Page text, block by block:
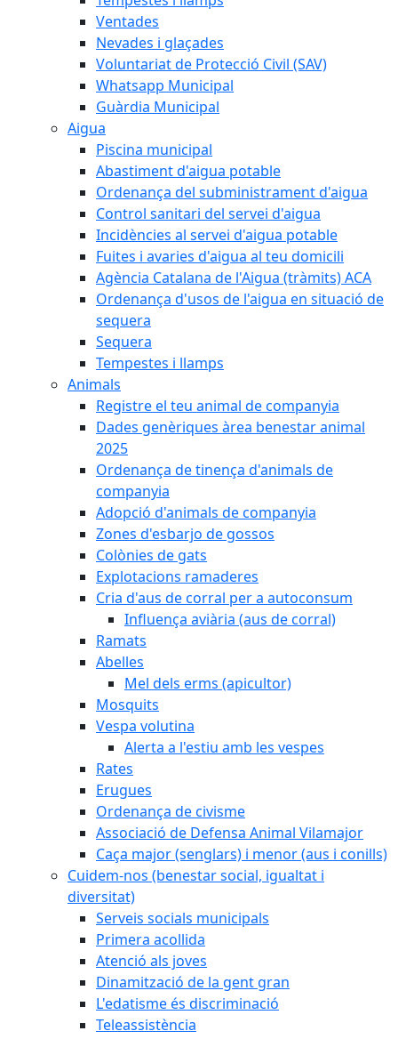
Ventades
Nevades i glaçades
Voluntariat de Protecció Civil (SAV)
Whatsapp Municipal
Guàrdia Municipal
Aigua
Piscina municipal
Abastiment d'aigua potable
Ordenança del subministrament d'aigua
Control sanitari del servei d'aigua
Incidències al servei d'aigua potable
Fuites i avaries d'aigua al teu domicili
Agència Catalana de l'Aigua (tràmits) ACA
Ordenança d'usos de l'aigua en situació de
sequera
Sequera
Tempestes i llamps
Animals
Registre el teu animal de companyia
Dades genèriques àrea benestar animal
2025
Ordenança de tinença d'animals de
companyia
Adopció d'animals de companyia
Zones d'esbarjo de gossos
Colònies de gats
Explotacions ramaderes
Cria d'aus de corral per a autoconsum
Influença aviària (aus de corral)
Ramats
Abelles
Mel dels erms (apicultor)
Mosquits
Vespa volutina
Alerta a l'estiu amb les vespes
Rates
Erugues
Ordenança de civisme
Associació de Defensa Animal Vilamajor
Caça major (senglars) i menor (aus i conills)
Cuidem-nos (benestar social, igualtat i
diversitat)
Serveis socials municipals
Primera acollida
Atenció als joves
Dinamització de la gent gran
L'edatisme és discriminació
Teleassistència